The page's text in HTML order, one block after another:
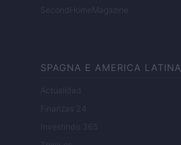
SecondHomeMagazine
SPAGNA E AMERICA LATINA
Actualidad
Finanzas 24
Investindo 365